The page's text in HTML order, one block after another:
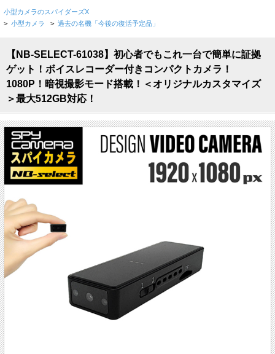
小型カメラのスパイダーズX
> 小型カメラ > 過去の名機「今後の復活予定品」
【NB-SELECT-61038】初心者でもこれ一台で簡単に証拠
ゲット！ボイスレコーダー付きコンパクトカメラ！
1080P！暗視撮影モード搭載！＜オリジナルカスタマイズ
＞最大512GB対応！